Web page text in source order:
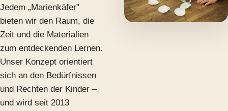
Jedem „Marienkäfer"
bieten wir den Raum, die
Zeit und die Materialien
zum entdeckenden Lernen.
Unser Konzept orientiert
sich an den Bedürfnissen
und Rechten der Kinder –
und wird seit 2013